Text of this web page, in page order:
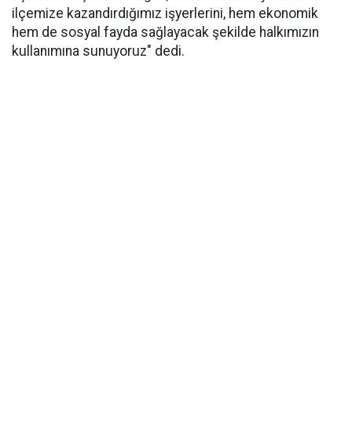
ilçemize kazandırdığımız işyerlerini, hem ekonomik
hem de sosyal fayda sağlayacak şekilde halkımızın
kullanımına sunuyoruz" dedi.